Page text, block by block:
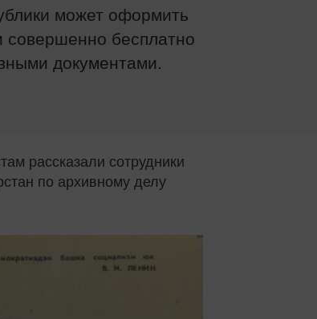
может оформить
совершенно бесплатно
документами.
рассказали сотрудники
по архивному делу